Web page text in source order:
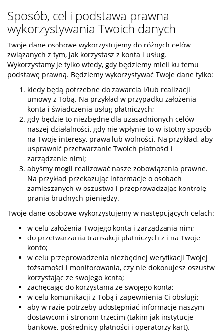
Sposób, cel i podstawa prawna
wykorzystywania Twoich danych
Twoje dane osobowe wykorzystujemy do różnych celów
związanych z tym, jak korzystasz z konta i usług.
Wykorzystamy je tylko wtedy, gdy będziemy mieli ku temu
podstawę prawną. Będziemy wykorzystywać Twoje dane tylko:
kiedy będą potrzebne do zawarcia i/lub realizacji
umowy z Tobą. Na przykład w przypadku założenia
konta i świadczenia usług płatniczych;
gdy będzie to niezbędne dla uzasadnionych celów
naszej działalności, gdy nie wpłynie to w istotny sposób
na Twoje interesy, prawa lub wolności. Na przykład, aby
usprawnić przetwarzanie Twoich płatności i
zarządzanie nimi;
abyśmy mogli realizować nasze zobowiązania prawne.
Na przykład przekazując informacje o osobach
zamieszanych w oszustwa i przeprowadzając kontrolę
prania brudnych pieniędzy.
Twoje dane osobowe wykorzystujemy w następujących celach:
w celu założenia Twojego konta i zarządzania nim;
do przetwarzania transakcji płatniczych z i na Twoje
konto;
w celu przeprowadzenia niezbędnej weryfikacji Twojej
tożsamości i monitorowania, czy nie dokonujesz oszustw
korzystając ze swojego konta;
zachęcając do korzystania ze swojego konta;
w celu komunikacji z Tobą i zapewnienia Ci obsługi;
aby w razie potrzeby udostępniać informacje naszym
dostawcom i stronom trzecim (takim jak instytucje
bankowe, pośrednicy płatności i operatorzy kart).